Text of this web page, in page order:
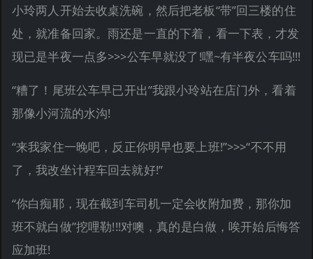
小玲两人开始去收桌洗碗，然后把老板“带”回三楼的住
处，就准备回家。雨还是一直的下着，看一下表，才发
现已是半夜一点多>>>公车早就没了!嘿~有半夜公车吗!!!
“糟了！尾班公车早已开出”我跟小玲站在店门外，看着
那像小河流的水沟!
“来我家住一晚吧，反正你明早也要上班!”>>>“不不用
了，我改坐计程车回去就好!”
“你白痴耶，现在截到车司机一定会收附加费，那你加
班不就白做”挖哩勒!!!对噢，真的是白做，唉开始后悔答
应加班!